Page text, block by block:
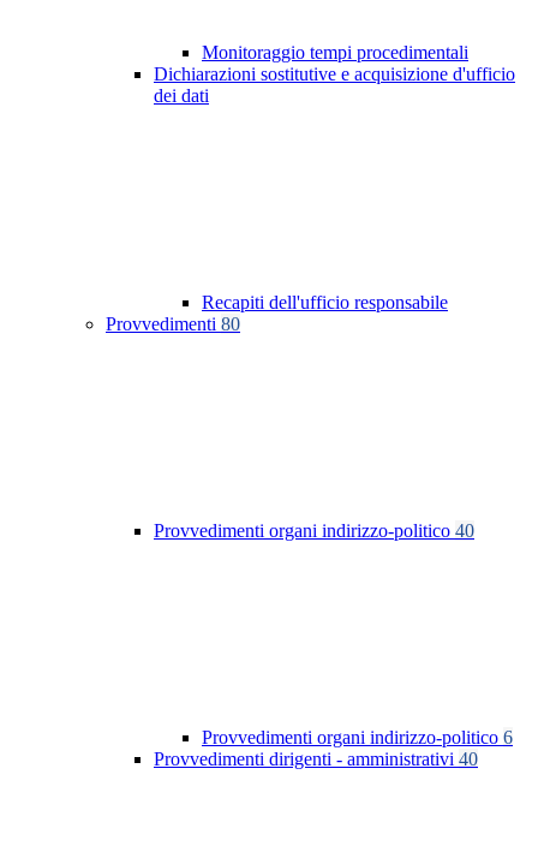
Monitoraggio tempi procedimentali
Dichiarazioni sostitutive e acquisizione d'ufficio
dei dati
Recapiti dell'ufficio responsabile
Provvedimenti 80
Provvedimenti organi indirizzo-politico 40
Provvedimenti organi indirizzo-politico 6
Provvedimenti dirigenti - amministrativi 40